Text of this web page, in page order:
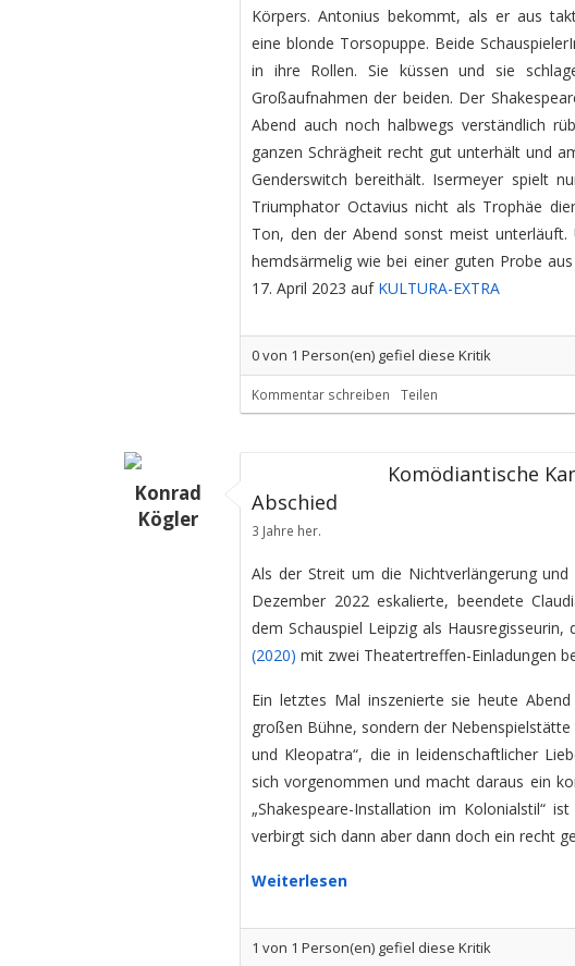
Körpers. Antonius bekommt, als er aus
eine blonde Torsopuppe. Beide
in ihre Rollen. Sie küssen und sie
Großaufnahmen der beiden. Der
Abend auch noch halbwegs verständlich
ganzen Schrägheit recht gut unterhält und
Genderswitch bereithält. Isermeyer spielt
Triumphator Octavius nicht als Trophäe
Ton, den der Abend sonst meist
hemdsärmelig wie bei einer guten Probe
17. April 2023 auf KULTURA-EXTRA
0von 1 Person(en) gefiel diese Kritik
Kommentar schreiben Teilen
Konrad
Kögler
Komödiantische
Abschied
3 Jahre her.
Als der Streit um die Nichtverlängerung
Dezember 2022 eskalierte, beendete
dem Schauspiel Leipzig als Hausregisseurin,
(2020) mit zwei Theatertreffen-Einladungen
Ein letztes Mal inszenierte sie heute
großen Bühne, sondern der
und Kleopatra“, die in leidenschaftlicher
sich vorgenommen und macht daraus ein
„Shakespeare-Installation im Kolonialstil“
verbirgt sich dann aber dann doch ein recht
Weiterlesen
1 von 1 Person(en) gefiel diese Kritik